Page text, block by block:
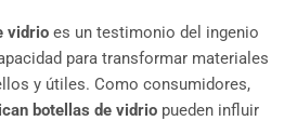
vidrio es un testimonio del ingenio
para transformar materiales
y útiles. Como consumidores,
botellas de vidrio pueden influir